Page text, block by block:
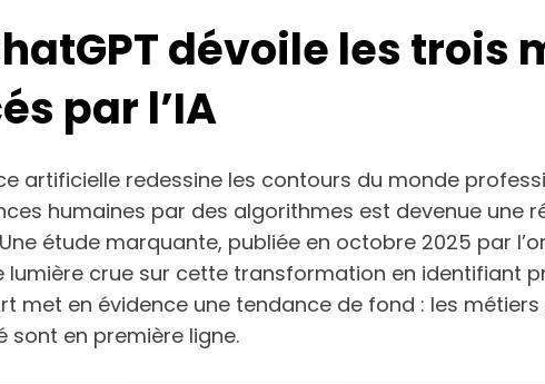
dévoile les trois
par l’IA
artificielle redessine les contours du monde
humaines par des algorithmes est devenue une
étude marquante, publiée en octobre 2025 par
lumière crue sur cette transformation en identifiant
met en évidence une tendance de fond : les
en première ligne.